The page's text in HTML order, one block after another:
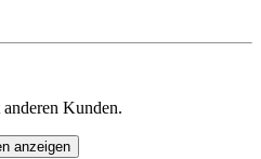
Kunden.
anzeigen